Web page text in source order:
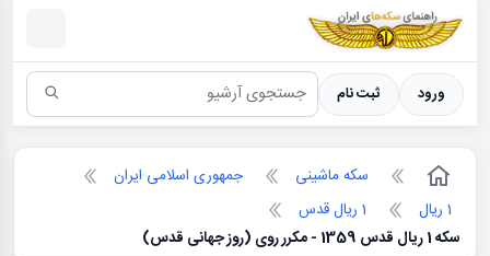
سکه ها ؛ راهنمای سکه شناسی
ورود ثبت نام
سکه ماشینی
جمهوری اسلامی ایران
1 ریال
1 ریال قدس
سکه 1 ریال قدس 1359 - مکرر روی (روز جهانی قدس)